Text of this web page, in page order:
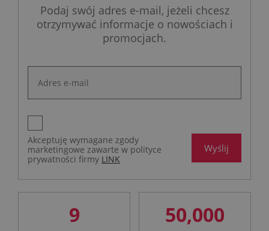
Podaj swój adres e-mail, jeżeli chcesz
otrzymywać informacje o nowościach i
promocjach.
Akceptuję wymagane zgody
marketingowe zawarte w polityce
prywatności firmy LINK
Wyślij
9 50,000